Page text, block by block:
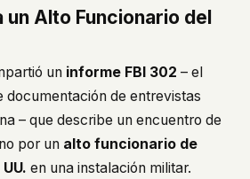
un Alto Funcionario del
un informe FBI 302 – el
documentación de entrevistas
– que describe un encuentro de
por un alto funcionario de
en una instalación militar.